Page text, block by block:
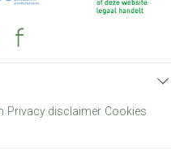
Privacy disclaimer Cookies